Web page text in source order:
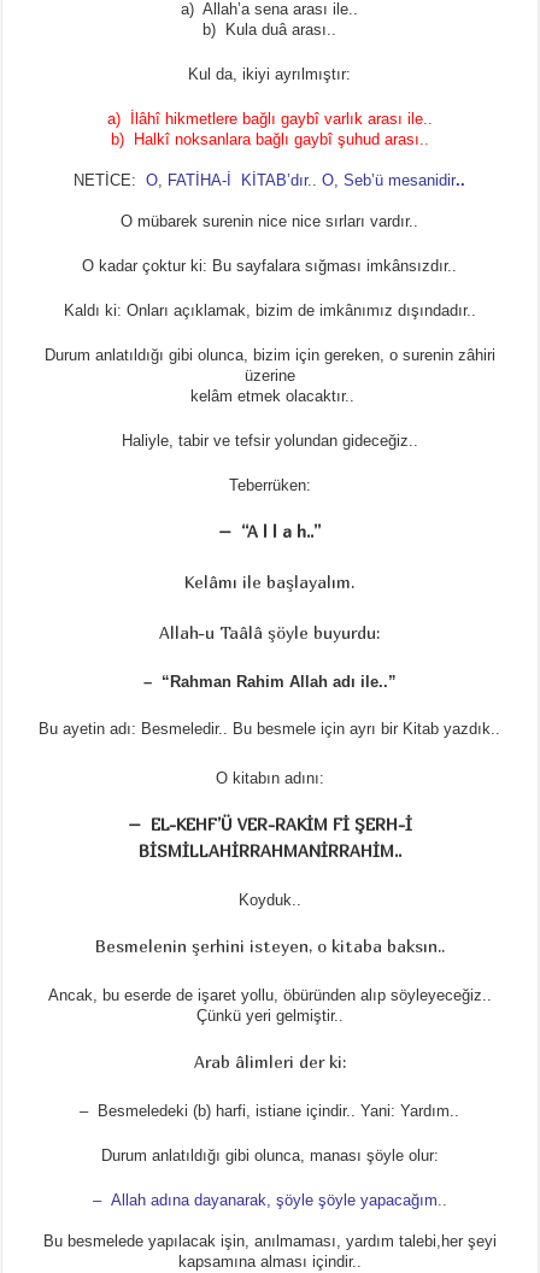
a) Allah’a sena arası ile..
b) Kula duâ arası..
Kul da, ikiyi ayrılmıştır:
a) İlâhî hikmetlere bağlı gaybî varlık arası ile..
b) Halkî noksanlara bağlı gaybî şuhud arası..
NETİCE:O, FATİHA-İ KİTAB’dır.. O, Seb’ü mesanidir..
O mübarek surenin nice nice sırları vardır..
O kadar çoktur ki: Bu sayfalara sığması imkânsızdır..
Kaldı ki: Onları açıklamak, bizim de imkânımız dışındadır..
Durum anlatıldığı gibi olunca, bizim için gereken, o surenin zâhiri
üzerine
kelâm etmek olacaktır..
Haliyle, tabir ve tefsir yolundan gideceğiz..
Teberrüken:
– “A l l a h..”
Kelâmı ile başlayalım.
Allah-u Taâlâ şöyle buyurdu:
– “Rahman Rahim Allah adı ile..”
Bu ayetin adı: Besmeledir.. Bu besmele için ayrı bir Kitab yazdık..
O kitabın adını:
– EL-KEHF’Ü VER-RAKİM Fİ ŞERH-İ
BİSMİLLAHİRRAHMANİRRAHİM..
Koyduk..
Besmelenin şerhini isteyen, o kitaba baksın..
Ancak, bu eserde de işaret yollu, öbüründen alıp söyleyeceğiz..
Çünkü yeri gelmiştir..
Arab âlimleri der ki:
– Besmeledeki (b) harfi, istiane içindir.. Yani: Yardım..
Durum anlatıldığı gibi olunca, manası şöyle olur:
– Allah adına dayanarak, şöyle şöyle yapacağım..
Bu besmelede yapılacak işin, anılmaması, yardım talebi,her şeyi
kapsamına alması içindir..